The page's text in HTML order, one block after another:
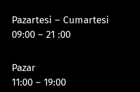
Pazartesi – Cumartesi
09:00 – 21 :00
Pazar
11:00 – 19:00